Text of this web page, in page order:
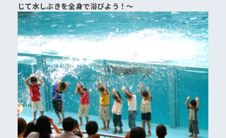
じて水しぶきを全身で浴びよう！～